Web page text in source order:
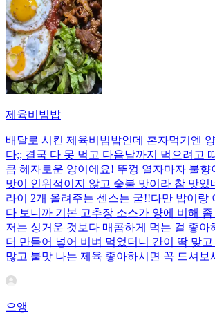
제육비빔밥
배달로 시킨 제육비빔밥인데 혼자먹기엔
다;; 결국 다 못 먹고 다음날까지 먹으려고
큼 혜자로운 양이에요! 뚜껑 열자마자 불향
맛이 인위적이지 않고 숯불 맛이라 참 맛있
라이 2개 올려주는 센스는 굳!! ​다만 밥이랑
다 보니까 기본 고추장 소스가 양에 비해
저는 싱거운 것보다 매콤하게 먹는 걸 좋아
더 만들어 넣어 비벼 먹었더니 간이 딱 맞
많고 불맛 나는 제육 좋아하시면 꼭 드셔보
으앵